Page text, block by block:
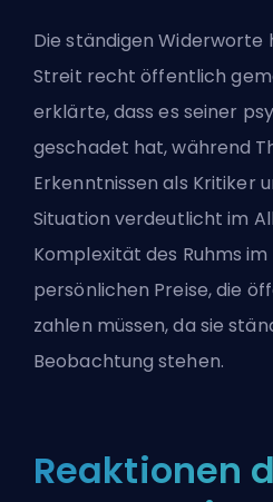
Die ständigen Widerworte
Streit recht öffentlich
erklärte, dass es seiner
geschadet hat, während
Erkenntnissen als Kritiker
Situation verdeutlicht im
Komplexität des Ruhms
persönlichen Preise, die
zahlen müssen, da sie
Beobachtung stehen.
Reaktionen